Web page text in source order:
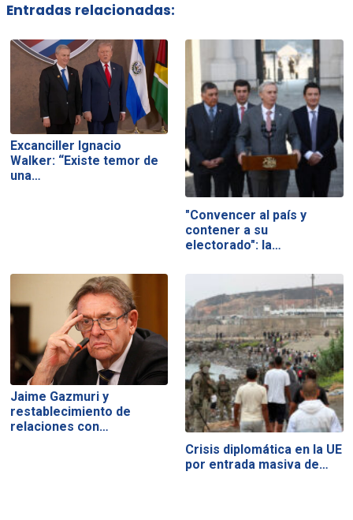
Entradas relacionadas:
Excanciller Ignacio
Walker: “Existe temor de
una…
"Convencer al país y
contener a su
electorado": la…
Jaime Gazmuri y
restablecimiento de
relaciones con…
Crisis diplomática en la UE
por entrada masiva de…